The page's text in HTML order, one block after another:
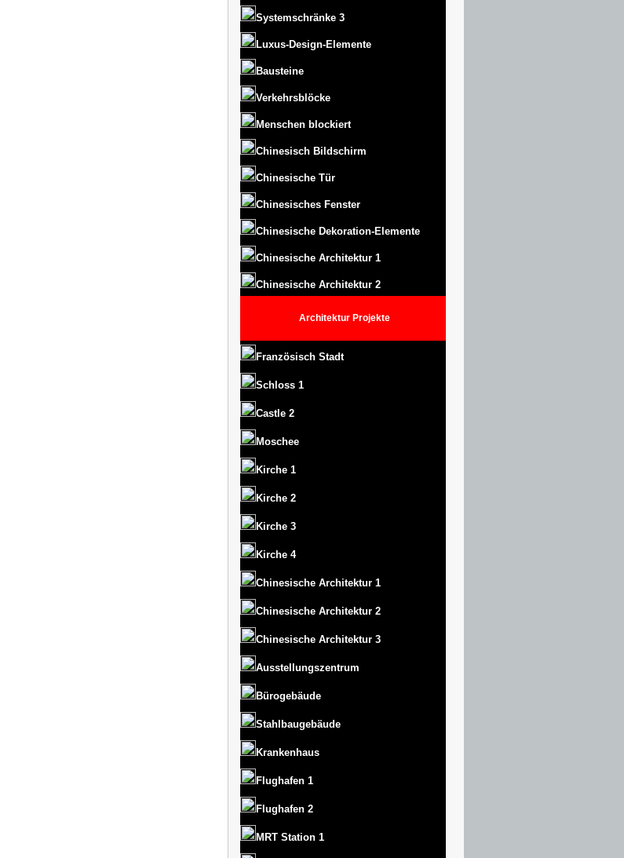
Systemschränke 3
Luxus-Design-Elemente
Bausteine
Verkehrsblöcke
Menschen blockiert
Chinesisch Bildschirm
Chinesische Tür
Chinesisches Fenster
Chinesische Dekoration-Elemente
Chinesische Architektur 1
Chinesische Architektur 2
Architektur Projekte
Französisch Stadt
Schloss 1
Castle 2
Moschee
Kirche 1
Kirche 2
Kirche 3
Kirche 4
Chinesische Architektur 1
Chinesische Architektur 2
Chinesische Architektur 3
Ausstellungszentrum
Bürogebäude
Stahlbaugebäude
Krankenhaus
Flughafen 1
Flughafen 2
MRT Station 1